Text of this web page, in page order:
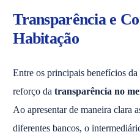
Transparência e
Habitação
Entre os principais benefícios da
reforço datransparência no
Ao apresentar de maneira clara
diferentes bancos, o